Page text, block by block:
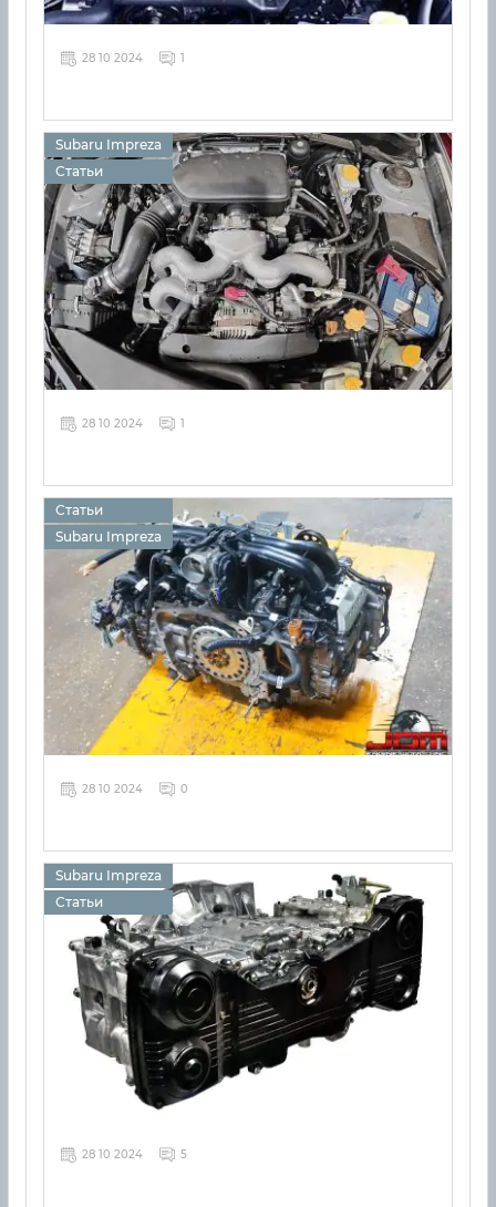
28 10 2024 1
Subaru Impreza
Статьи
28 10 2024 1
Статьи
Subaru Impreza
28 10 2024 0
Subaru Impreza
Статьи
28 10 2024 5